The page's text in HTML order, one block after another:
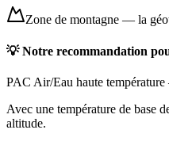
Zone de montagne — la
💡 Notre recommandation
PAC Air/Eau haute température
Avec une température de base
altitude.